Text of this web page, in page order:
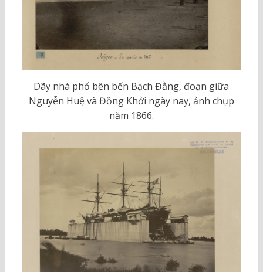
Dãy nhà phố bên bến Bạch Đằng, đoạn giữa
Nguyễn Huệ và Đồng Khởi ngày nay, ảnh chụp
năm 1866.